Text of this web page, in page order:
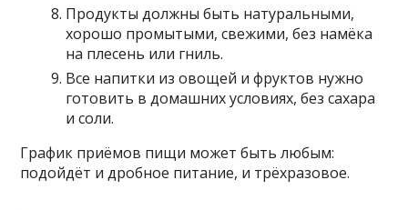
Продукты должны быть натуральными,
хорошо промытыми, свежими, без намёка
на плесень или гниль.
Все напитки из овощей и фруктов нужно
готовить в домашних условиях, без сахара
и соли.
График приёмов пищи может быть любым:
подойдёт и дробное питание, и трёхразовое.